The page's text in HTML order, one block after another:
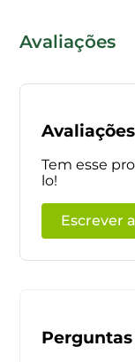
Avaliações
Tem esse
lo!
Escrever
Perguntas